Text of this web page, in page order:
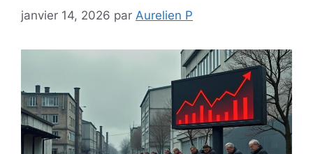
janvier 14, 2026 par Aurelien P